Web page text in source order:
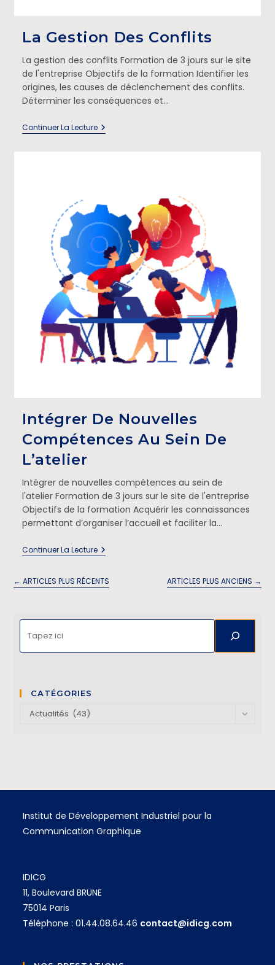
La Gestion Des Conflits
La gestion des conflits Formation de 3 jours sur le site
de l'entreprise Objectifs de la formation Identifier les
origines, les causes de déclenchement des conflits.
Déterminer les conséquences et…
Continuer La Lecture
Intégrer De Nouvelles
Compétences Au Sein De
L’atelier
Intégrer de nouvelles compétences au sein de
l'atelier Formation de 3 jours sur le site de l'entreprise
Objectifs de la formation Acquérir les connaissances
permettant d’organiser l’accueil et faciliter la…
Continuer La Lecture
← ARTICLES PLUS RÉCENTS ARTICLES PLUS ANCIENS →
CATÉGORIES
Actualités (43)
Institut de Développement Industriel pour la
Communication Graphique
IDICG
11, Boulevard BRUNE
75014 Paris
Téléphone : 01.44.08.64.46 contact@idicg.com